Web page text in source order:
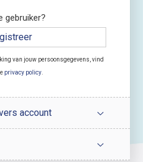
gebruiker?
van jouw persoonsgegevens, vind
privacy policy.
account